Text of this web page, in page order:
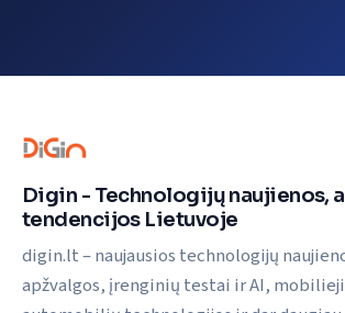
Digin - Technologijų naujienos,
tendencijos Lietuvoje
digin.lt – naujausios technologijų
apžvalgos, įrenginių testai ir AI,